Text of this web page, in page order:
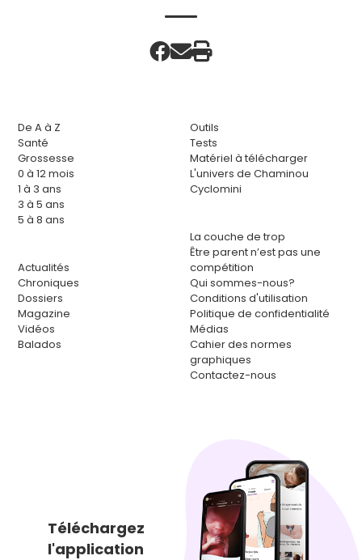
De A à Z
Santé
Grossesse
0 à 12 mois
1 à 3 ans
3 à 5 ans
5 à 8 ans
Actualités
Chroniques
Dossiers
Magazine
Vidéos
Balados
Outils
Tests
Matériel à télécharger
L'univers de Chaminou
Cyclomini
La couche de trop
Être parent n’est pas une
compétition
Qui sommes-nous?
Conditions d'utilisation
Politique de confidentialité
Médias
Cahier des normes
graphiques
Contactez-nous
Téléchargez
l'application